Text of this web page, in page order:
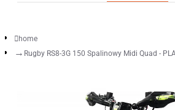
home
Rugby RS8-3G 150 Spalinowy Midi Quad -